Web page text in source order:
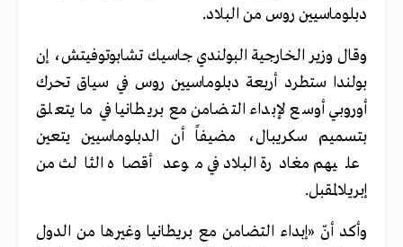
دبلوماسيين روس من البلاد.
وقال وزير الخارجية البولندي جاسيك تشابوتوفيتش، إن
بولندا ستطرد أربعة دبلوماسيين روس في سياق تحرك
أوروبي أوسع لإبداء التضامن مع بريطانيا في ما يتعلق
بتسميم سكريبال، مضيفاً أن الدبلوماسيين يتعين
عليهم مغادرة البلاد في موعد أقصاه الثالث من
إبريلالمقبل.
وأكد أنّ «إبداء التضامن مع بريطانيا وغيرها من الدول